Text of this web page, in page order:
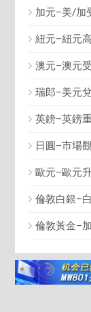
加元–美/加
紐元–紐元
澳元–澳元
瑞郎–美元
英鎊–英鎊
日圓–市場
歐元–歐元
倫敦白銀–
倫敦黃金–